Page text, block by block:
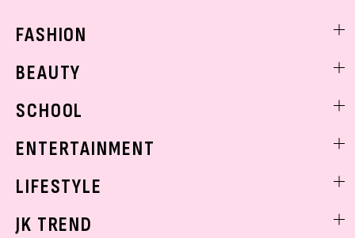
FASHION
着回し
BEAUTY
ベストコスメ
ボディケア
SCHOOL
学校ヘアメイク
ENTERTAINMENT
K-POP
LIFESTYLE
JK TREND